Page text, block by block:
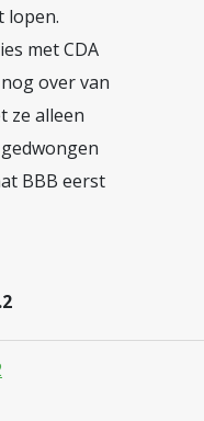
lopen.
met CDA
over van
ze alleen
BBB eerst